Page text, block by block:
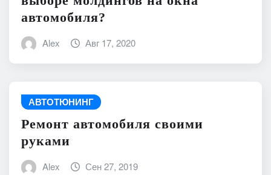
автомобиля?
Alex Авг 17, 2020
АВТОТЮНИНГ
Ремонт автомобиля своими
руками
Alex Сен 27, 2019